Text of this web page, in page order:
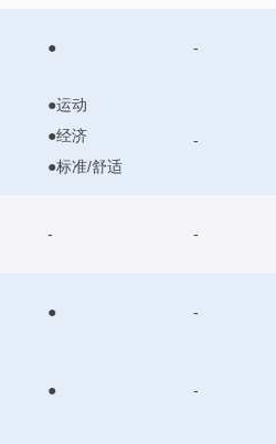
● -
●运动
●经济
●标准/舒适
-
- -
● -
● -